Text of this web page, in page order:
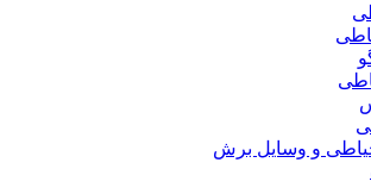
و وسایل برش